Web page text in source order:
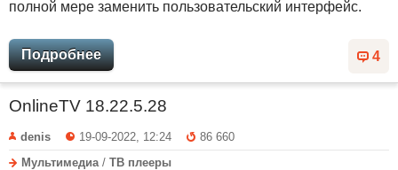
полной мере заменить пользовательский интерфейс.
4
Подробнее
OnlineTV 18.22.5.28
denis 19-09-2022, 12:24
86 660
Мультимедиа / ТВ плееры